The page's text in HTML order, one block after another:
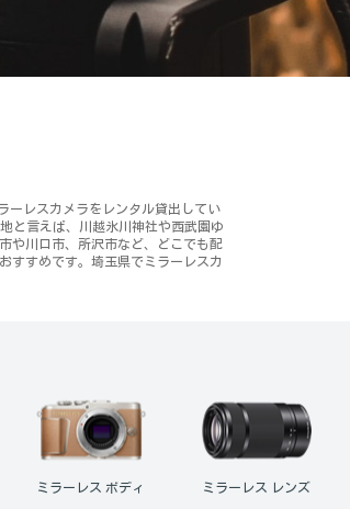
ーレスカメラをレンタル貸出してい
と言えば、川越氷川神社や西武園ゆ
や川口市、所沢市など、どこでも配
すすめです。埼玉県でミラーレスカ
ミラーレス レンズ
ミラーレス レンズセッ